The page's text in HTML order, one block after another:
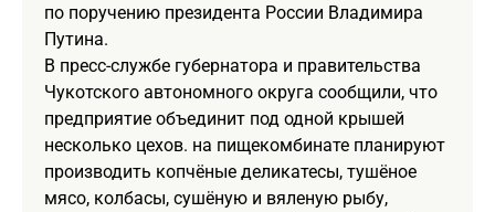
по поручению президента России Владимира
Путина.
В пресс-службе губернатора и правительства
Чукотского автономного округа сообщили, что
предприятие объединит под одной крышей
несколько цехов. на пищекомбинате планируют
производить копчёные деликатесы, тушёное
мясо, колбасы, сушёную и вяленую рыбу,